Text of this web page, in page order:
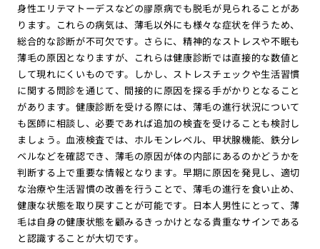
身性エリテマトーデスなどの膠原病でも脱毛が見られることがあ
ります。これらの病気は、薄毛以外にも様々な症状を伴うため、
総合的な診断が不可欠です。さらに、精神的なストレスや不眠も
薄毛の原因となりますが、これらは健康診断では直接的な数値と
して現れにくいものです。しかし、ストレスチェックや生活習慣
に関する問診を通じて、間接的に原因を探る手がかりとなること
があります。健康診断を受ける際には、薄毛の進行状況について
も医師に相談し、必要であれば追加の検査を受けることも検討し
ましょう。血液検査では、ホルモンレベル、甲状腺機能、鉄分レ
ベルなどを確認でき、薄毛の原因が体の内部にあるのかどうかを
判断する上で重要な情報となります。早期に原因を発見し、適切
な治療や生活習慣の改善を行うことで、薄毛の進行を食い止め、
健康な状態を取り戻すことが可能です。日本人男性にとって、薄
毛は自身の健康状態を顧みるきっかけとなる貴重なサインである
と認識することが大切です。